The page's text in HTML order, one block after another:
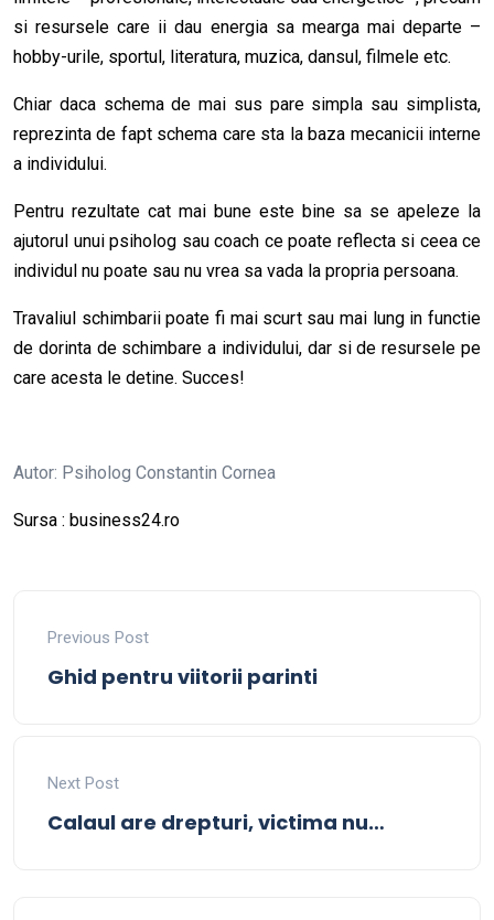
si resursele care ii dau energia sa mearga mai departe –
hobby-urile, sportul, literatura, muzica, dansul, filmele etc.
Chiar daca schema de mai sus pare simpla sau simplista,
reprezinta de fapt schema care sta la baza mecanicii interne
a individului.
Pentru rezultate cat mai bune este bine sa se apeleze la
ajutorul unui psiholog sau coach ce poate reflecta si ceea ce
individul nu poate sau nu vrea sa vada la propria persoana.
Travaliul schimbarii poate fi mai scurt sau mai lung in functie
de dorinta de schimbare a individului, dar si de resursele pe
care acesta le detine. Succes!
Autor: Psiholog Constantin Cornea
Sursa : business24.ro
Previous Post
Ghid pentru viitorii parinti
Next Post
Calaul are drepturi, victima nu…